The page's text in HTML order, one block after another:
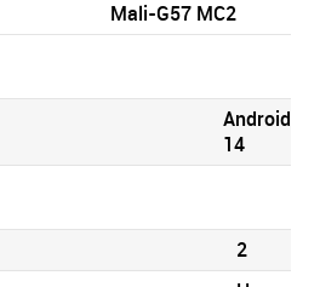
Mali-G57 MC2
Android
14
2